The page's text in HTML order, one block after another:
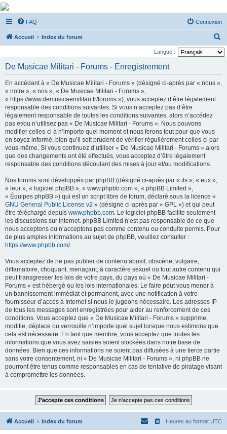
De Musicae Militari -
Forums
Forums de discussions
FAQ Connexion
Accueil Index du forum
e
e
Langue :
De Musicae Militari - Forums - Enregistrement
En accédant à « De Musicae Militari - Forums » (désigné ci-après par « nous »,
« notre », « nos », « De Musicae Militari - Forums »,
« https://www.demusicaemilitari.fr/forums »), vous acceptez d’être légalement
responsable des conditions suivantes. Si vous n’acceptez pas d’être
légalement responsable de toutes les conditions suivantes, alors n’accédez
pas et/ou n’utilisez pas « De Musicae Militari - Forums ». Nous pouvons
modifier celles-ci à n’importe quel moment et nous ferons tout pour que vous
en soyez informé, bien qu’il soit prudent de vérifier régulièrement celles-ci par
vous-même. Si vous continuez d’utiliser « De Musicae Militari - Forums » alors
que des changements ont été effectués, vous acceptez d’être légalement
responsable des conditions découlant des mises à jour et/ou modifications.
Nos forums sont développés par phpBB (désigné ci-après par « ils », « eux »,
« leur », « logiciel phpBB », « www.phpbb.com », « phpBB Limited »,
« Équipes phpBB ») qui est un script libre de forum, déclaré sous la licence «
GNU General Public License v2 » (désigné ci-après par « GPL ») et qui peut
être téléchargé depuis www.phpbb.com. Le logiciel phpBB facilite seulement
les discussions sur Internet. phpBB Limited n’est pas responsable de ce que
nous acceptons ou n’acceptons pas comme contenu ou conduite permis. Pour
de plus amples informations au sujet de phpBB, veuillez consulter :
https://www.phpbb.com/.
Vous acceptez de ne pas publier de contenu abusif, obscène, vulgaire,
diffamatoire, choquant, menaçant, à caractère sexuel ou tout autre contenu qui
peut transgresser les lois de votre pays, du pays où « De Musicae Militari -
Forums » est hébergé ou les lois internationales. Le faire peut vous mener à
un bannissement immédiat et permanent, avec une notification à votre
fournisseur d’accès à Internet si nous le jugeons nécessaire. Les adresses IP
de tous les messages sont enregistrées pour aider au renforcement de ces
conditions. Vous acceptez que « De Musicae Militari - Forums » supprime,
modifie, déplace ou verrouille n’importe quel sujet lorsque nous estimons que
cela est nécessaire. En tant que membre, vous acceptez que toutes les
informations que vous avez saisies soient stockées dans notre base de
données. Bien que ces informations ne soient pas diffusées à une tierce partie
sans votre consentement, ni « De Musicae Militari - Forums », ni phpBB ne
pourront être tenus comme responsables en cas de tentative de piratage visant
à compromettre les données.
Accueil Index du forum Heures au format UTC